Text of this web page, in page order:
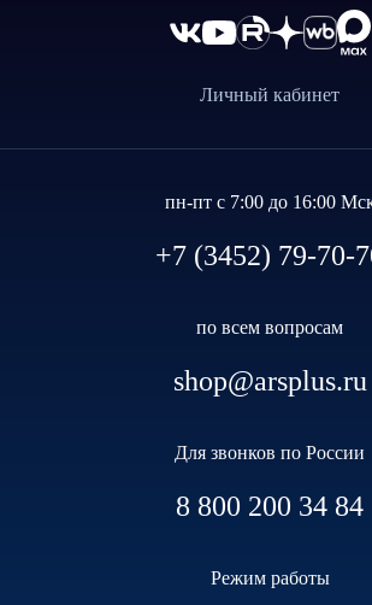
Личный кабинет
пн-пт с 7:00 до 16:00
+7 (3452) 79-70-
по всем вопросам
shop@arsplus.ru
Для звонков по России
8 800 200 34 84
Режим работы